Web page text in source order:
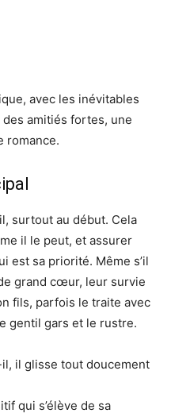
avec les inévitables
amitiés fortes, une
romance.
surtout au début. Cela
il le peut, et assurer
est sa priorité. Même s’il
grand cœur, leur survie
fils, parfois le traite avec
gentil gars et le rustre.
il glisse tout doucement
qui s’élève de sa